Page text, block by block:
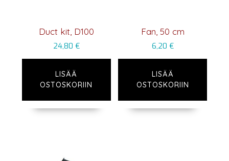
Duct kit, D100
24,80 €
LISÄÄ
OSTOSKORIIN
Fan, 50 cm
6,20 €
LISÄÄ
OSTOSKORIIN